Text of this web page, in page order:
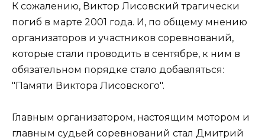
К сожалению, Виктор Лисовский трагически
погиб в марте 2001 года. И, по общему мнению
организаторов и участников соревнований,
которые стали проводить в сентябре, к ним в
обязательном порядке стало добавляться:
"Памяти Виктора Лисовского".
Главным организатором, настоящим мотором и
главным судьей соревнований стал Дмитрий